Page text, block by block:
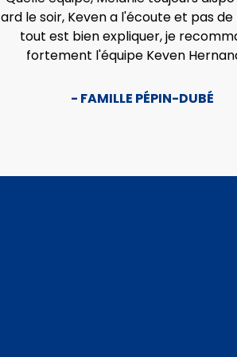
le soir, Keven a l'écoute et pas
tout est bien expliquer, je
fortement l'équipe Keven
- FAMILLE PÉPIN-DUBÉ